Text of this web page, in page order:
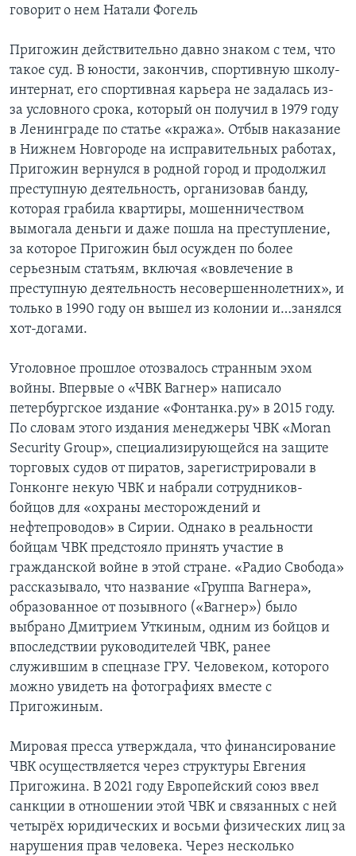
говорит о нем Натали Фогель
Пригожин действительно давно знаком с тем, что
такое суд. В юности, закончив, спортивную школу-
интернат, его спортивная карьера не задалась из-
за условного срока, который он получил в 1979 году
в Ленинграде по статье «кража». Отбыв наказание
в Нижнем Новгороде на исправительных работах,
Пригожин вернулся в родной город и продолжил
преступную деятельность, организовав банду,
которая грабила квартиры, мошенничеством
вымогала деньги и даже пошла на преступление,
за которое Пригожин был осужден по более
серьезным статьям, включая «вовлечение в
преступную деятельность несовершеннолетних», и
только в 1990 году он вышел из колонии и…занялся
хот-догами.
Уголовное прошлое отозвалось странным эхом
войны. Впервые о «ЧВК Вагнер» написало
петербургское издание «Фонтанка.ру» в 2015 году.
По словам этого издания менеджеры ЧВК «Moran
Security Group», специализирующейся на защите
торговых судов от пиратов, зарегистрировали в
Гонконге некую ЧВК и набрали сотрудников-
бойцов для «охраны месторождений и
нефтепроводов» в Сирии. Однако в реальности
бойцам ЧВК предстояло принять участие в
гражданской войне в этой стране. «Радио Свобода»
рассказывало, что название «Группа Вагнера»,
образованное от позывного («Вагнер») было
выбрано Дмитрием Уткиным, одним из бойцов и
впоследствии руководителей ЧВК, ранее
служившим в спецназе ГРУ. Человеком, которого
можно увидеть на фотографиях вместе с
Пригожиным.
Мировая пресса утверждала, что финансирование
ЧВК осуществляется через структуры Евгения
Пригожина. В 2021 году Европейский союз ввел
санкции в отношении этой ЧВК и связанных с ней
четырёх юридических и восьми физических лиц за
нарушения прав человека. Через несколько